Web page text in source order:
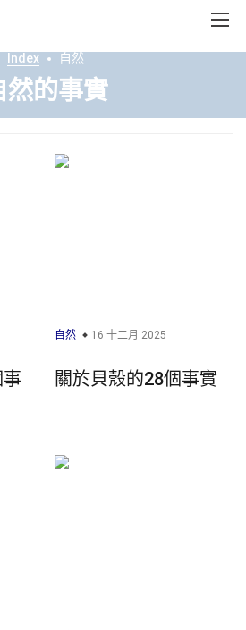
Index 自然
然的事實
自然 16 十二月 2025
關於貝殼的28個事實